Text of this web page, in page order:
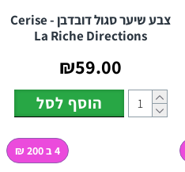
צבע שיער סגול דובדבן Cerise -
La Riche Directions
₪59.00
הוסף לסל
4 ב 200 ₪